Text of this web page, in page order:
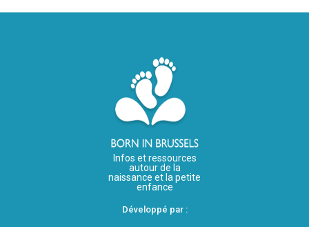
Infos et ressources
autour de la
naissance et la petite
enfance
Développé par :